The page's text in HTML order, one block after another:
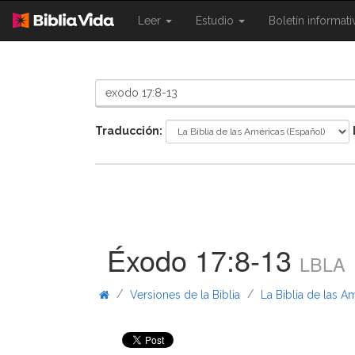
Leer
{{
Estudio
{{
Boletín
Traducción:
Éxodo 17:8-13 LBLA
/ Versiones de la Biblia / La Biblia de las